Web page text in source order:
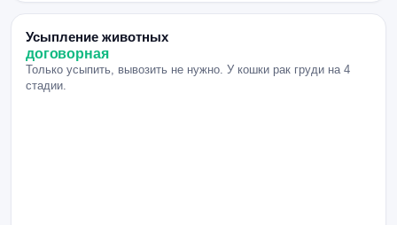
Усыпление животных
договорная
Только усыпить, вывозить не нужно. У кошки рак груди на 4
стадии.